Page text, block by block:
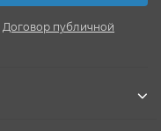
Договор публичной